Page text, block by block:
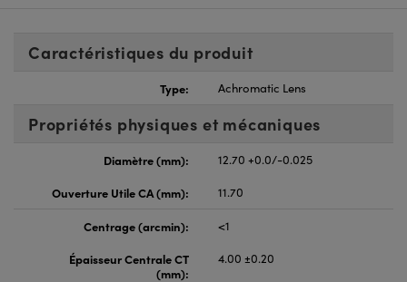
Caractéristiques du produit
Type: Achromatic Lens
Propriétés physiques et mécaniques
Diamètre (mm):
12.70 +0.0/-0.025
Ouverture Utile CA (mm):
11.70
Centrage (arcmin):
<1
Épaisseur Centrale CT
(mm):
4.00 ±0.20